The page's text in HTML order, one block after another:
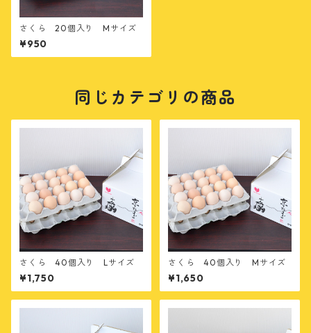
さくら 20個入り Mサイズ
¥950
同じカテゴリの商品
さくら 40個入り Lサイズ
¥1,750
さくら 40個入り Mサイズ
¥1,650